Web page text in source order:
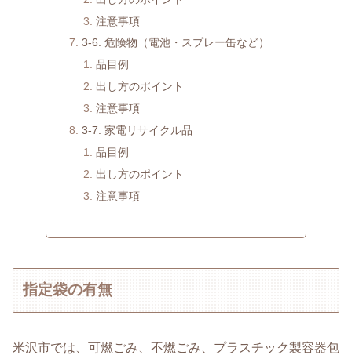
注意事項
3-6. 危険物（電池・スプレー缶など）
品目例
出し方のポイント
注意事項
3-7. 家電リサイクル品
品目例
出し方のポイント
注意事項
指定袋の有無
米沢市では、可燃ごみ、不燃ごみ、プラスチック製容器包